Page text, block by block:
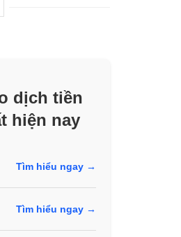
dịch tiền
hiện nay
Tìm hiểu ngay →
Tìm hiểu ngay →